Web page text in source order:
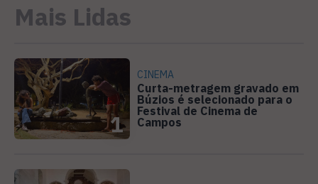
Mais Lidas
1
CINEMA
Curta-metragem gravado em
Búzios é selecionado para o
Festival de Cinema de
Campos